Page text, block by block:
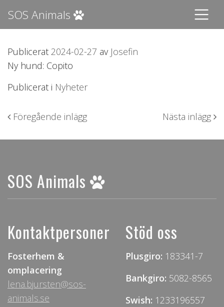
SOS Animals
Publicerat 2024-02-27 av Josefin
Ny hund: Copito
Publicerat i Nyheter
Inläggsnavigering
Föregående inlägg Nästa inlägg
SOS Animals
Kontaktpersoner
Fosterhem &
omplacering
lena.bjursten@sos-
animals.se
Stöd oss
Plusgiro: 183341-7
Bankgiro: 5082-8565
Swish: 1233196557